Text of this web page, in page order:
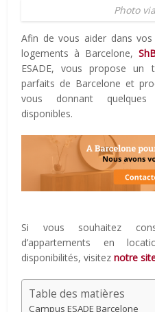
Photo
Afin de vous aider dans
logements à Barcelone,
ESADE, vous propose un
parfaits de Barcelone et
vous donnant quelques
disponibles.
Si vous souhaitez
d’appartements en
disponibilités, visiteznotre
Table des matières
Campus ESADE Barcelone